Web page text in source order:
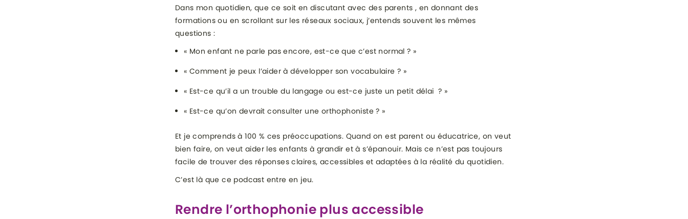
Dans mon quotidien, que ce soit en discutant avec des parents , en donnant des
formations ou en scrollant sur les réseaux sociaux, j’entends souvent les mêmes
questions :
« Mon enfant ne parle pas encore, est-ce que c’est normal ? »
« Comment je peux l’aider à développer son vocabulaire ? »
« Est-ce qu’il a un trouble du langage ou est-ce juste un petit délai ? »
« Est-ce qu’on devrait consulter une orthophoniste ? »
Et je comprends à 100 % ces préoccupations. Quand on est parent ou éducatrice, on veut
bien faire, on veut aider les enfants à grandir et à s’épanouir. Mais ce n’est pas toujours
facile de trouver des réponses claires, accessibles et adaptées à la réalité du quotidien.
C’est là que ce podcast entre en jeu.
Rendre l’orthophonie plus accessible